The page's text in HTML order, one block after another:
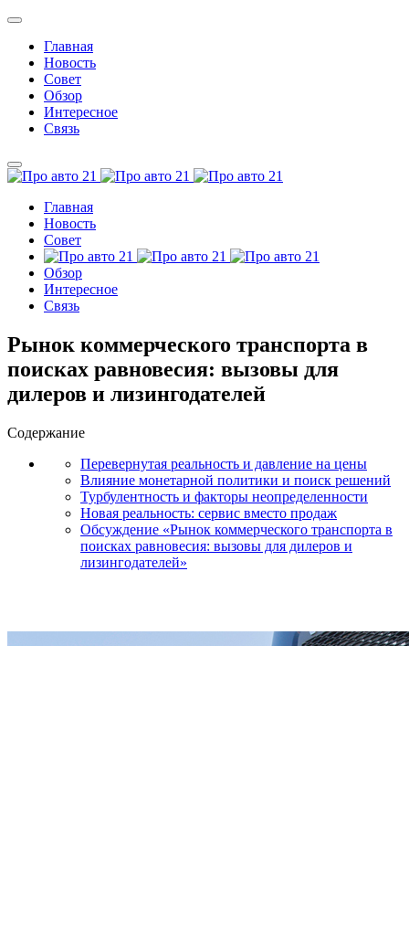
Главная
Новость
Совет
Обзор
Интересное
Связь
Главная
Новость
Совет
Обзор
Интересное
Связь
Рынок коммерческого транспорта в
поисках равновесия: вызовы для
дилеров и лизингодателей
Содержание
Перевернутая реальность и давление на цены
Влияние монетарной политики и поиск решений
Турбулентность и факторы неопределенности
Новая реальность: сервис вместо продаж
Обсуждение «Рынок коммерческого транспорта в
поисках равновесия: вызовы для дилеров и
лизингодателей»